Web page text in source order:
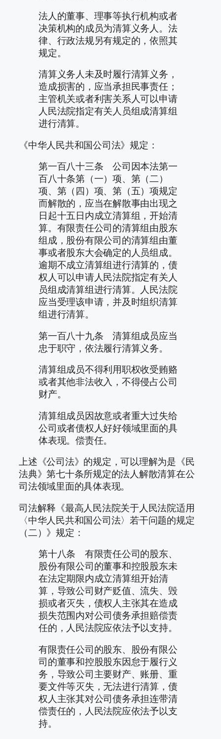
法人的董事、理事等执行机构或者
决策机构的成员为清算义务人。法
律、行政法规另有规定的，依照其
规定。
清算义务人未及时履行清算义务，
造成损害的，应当承担民事责任；
主管机关或者利害关系人可以申请
人民法院指定有关人员组成清算组
进行清算。
《中华人民共和国公司法》规定：
第一百八十三条 公司因本法第一
百八十条第（一）项、第（二）
项、第（四）项、第（五）项规定
而解散的，应当在解散事由出现之
日起十五日内成立清算组，开始清
算。有限责任公司的清算组由股东
组成，股份有限公司的清算组由董
事或者股东大会确定的人员组成。
逾期不成立清算组进行清算的，债
权人可以申请人民法院指定有关人
员组成清算组进行清算。人民法院
应当受理该申请，并及时组织清算
组进行清算。
第一百八十九条 清算组成员应当
忠于职守，依法履行清算义务。
清算组成员不得利用职权收受贿赂
或者其他非法收入，不得侵占公司
财产。
清算组成员因故意或者重大过失给
公司或者债权人好好领域里面的具
体表现。偿责任。
上述《公司法》的规定，可以理解为是《民
法典》第七十条所规定的法人解散清算在公
司法领域里面的具体表现。
司法解释《最高人民法院关于人民法院适用
〈中华人民共和国公司法〉若干问题的规定
（二）》规定：
第十八条 有限责任公司的股东、
股份有限公司的董事和控股股东未
在法定期限内成立清算组开始清
算，导致公司财产贬值、流失、毁
损或者灭失，债权人主张其在造成
损失范围内对公司债务承担赔偿责
任的，人民法院应依法予以支持。
有限责任公司的股东、股份有限公
司的董事和控股股东因怠于履行义
务，导致公司主要财产、账册、重
要文件等灭失，无法进行清算，债
权人主张其对公司债务承担连带清
偿责任的，人民法院应依法予以支
持。